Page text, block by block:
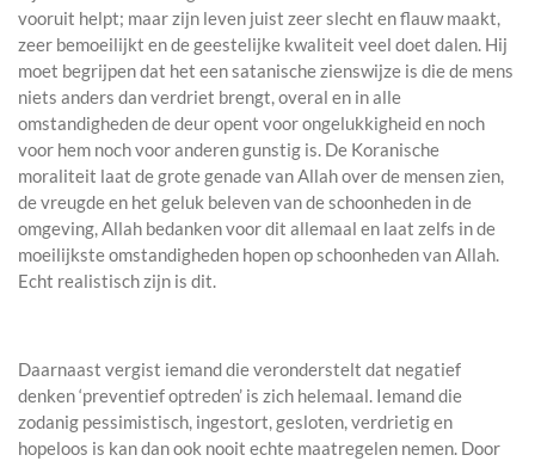
vooruit helpt; maar zijn leven juist zeer slecht en flauw maakt,
zeer bemoeilijkt en de geestelijke kwaliteit veel doet dalen. Hij
moet begrijpen dat het een satanische zienswijze is die de mens
niets anders dan verdriet brengt, overal en in alle
omstandigheden de deur opent voor ongelukkigheid en noch
voor hem noch voor anderen gunstig is. De Koranische
moraliteit laat de grote genade van Allah over de mensen zien,
de vreugde en het geluk beleven van de schoonheden in de
omgeving, Allah bedanken voor dit allemaal en laat zelfs in de
moeilijkste omstandigheden hopen op schoonheden van Allah.
Echt realistisch zijn is dit.
Daarnaast vergist iemand die veronderstelt dat negatief
denken ‘preventief optreden’ is zich helemaal. Iemand die
zodanig pessimistisch, ingestort, gesloten, verdrietig en
hopeloos is kan dan ook nooit echte maatregelen nemen. Door